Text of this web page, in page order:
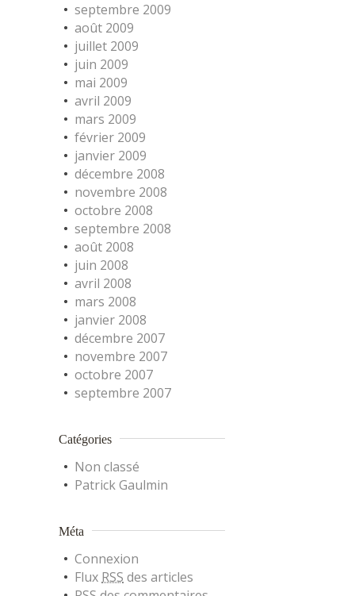
septembre 2009
août 2009
juillet 2009
juin 2009
mai 2009
avril 2009
mars 2009
février 2009
janvier 2009
décembre 2008
novembre 2008
octobre 2008
septembre 2008
août 2008
juin 2008
avril 2008
mars 2008
janvier 2008
décembre 2007
novembre 2007
octobre 2007
septembre 2007
Catégories
Non classé
Patrick Gaulmin
Méta
Connexion
Flux RSS des articles